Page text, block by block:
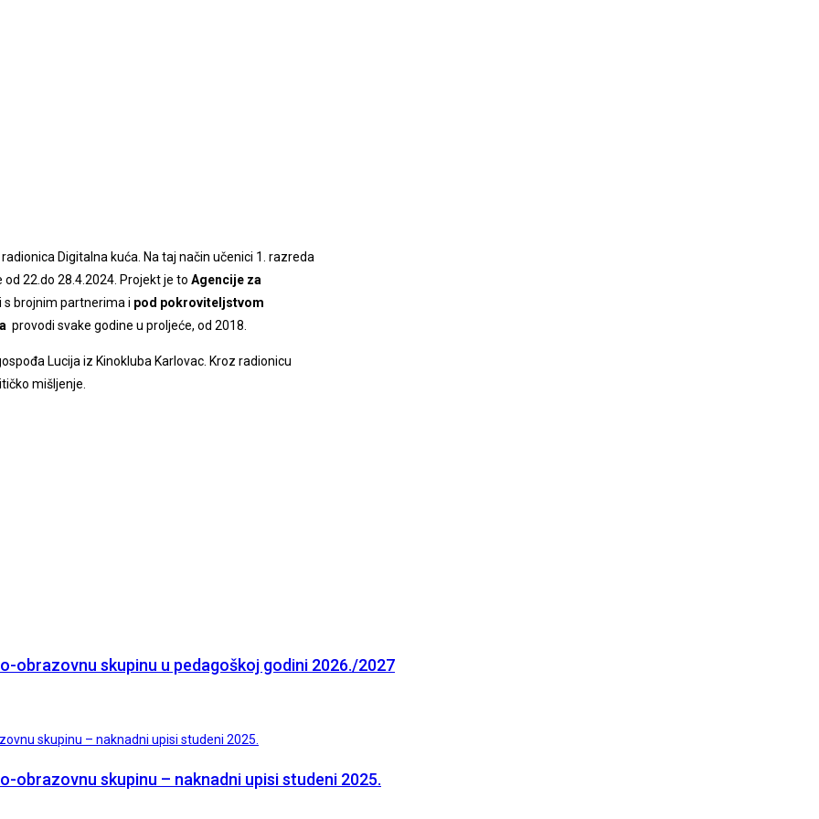
Digitalna kuća. Na taj način učenici 1. razreda
22.do 28.4.2024. Projekt je to Agencije za
s brojnim partnerima i pod pokroviteljstvom
provodi svake godine u proljeće, od 2018.
Lucija iz Kinokluba Karlovac. Kroz radionicu
mišljenje.
obrazovnu skupinu u pedagoškoj godini 2026./2027
obrazovnu skupinu – naknadni upisi studeni 2025.